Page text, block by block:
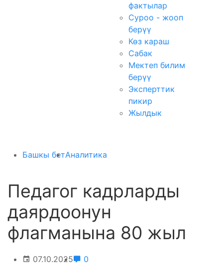
фактылар
Суроо - жооп
берүү
Көз караш
Сабак
Мектеп билим
берүү
Эксперттик
пикир
Жылдык
Башкы бетАналитика
Педагог кадрларды
даярдоонун
флагманына 80 жыл
07.10.2025 0